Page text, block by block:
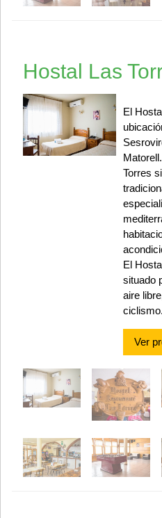
Hostal Las
El
Torres
El
situado
aire
ciclismo.
Ver